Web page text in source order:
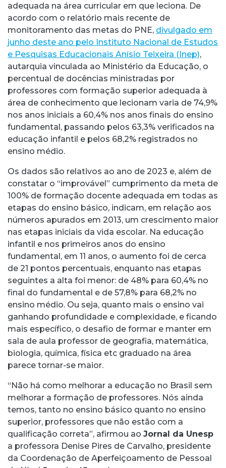
adequada na área curricular em que leciona. De
acordo com o relatório mais recente de
monitoramento das metas do PNE, divulgado em
junho deste ano pelo Instituto Nacional de Estudos
e Pesquisas Educacionais Anísio Teixeira (Inep),
autarquia vinculada ao Ministério da Educação, o
percentual de docências ministradas por
professores com formação superior adequada à
área de conhecimento que lecionam varia de 74,9%
nos anos iniciais a 60,4% nos anos finais do ensino
fundamental, passando pelos 63,3% verificados na
educação infantil e pelos 68,2% registrados no
ensino médio.
Os dados são relativos ao ano de 2023 e, além de
constatar o “improvável” cumprimento da meta de
100% de formação docente adequada em todas as
etapas do ensino básico, indicam, em relação aos
números apurados em 2013, um crescimento maior
nas etapas iniciais da vida escolar. Na educação
infantil e nos primeiros anos do ensino
fundamental, em 11 anos, o aumento foi de cerca
de 21 pontos percentuais, enquanto nas etapas
seguintes a alta foi menor: de 48% para 60,4% no
final do fundamental e de 57,8% para 68,2% no
ensino médio. Ou seja, quanto mais o ensino vai
ganhando profundidade e complexidade, e ficando
mais específico, o desafio de formar e manter em
sala de aula professor de geografia, matemática,
biologia, química, física etc graduado na área
parece tornar-se maior.
“Não há como melhorar a educação no Brasil sem
melhorar a formação de professores. Nós ainda
temos, tanto no ensino básico quanto no ensino
superior, professores que não estão com a
qualificação correta”, afirmou ao Jornal da Unesp
a professora Denise Pires de Carvalho, presidente
da Coordenação de Aperfeiçoamento de Pessoal